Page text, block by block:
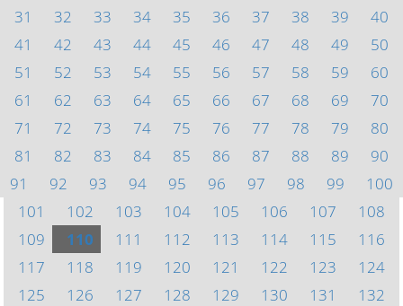
31
32 33 34 35 36 37 38 39
40
41
42 43 44 45 46 47 48 49
50
51
52 53 54 55 56 57 58 59
60
61
62 63 64 65 66 67 68 69
70
71
72 73 74 75 76 77 78 79
80
81
82 83 84 85 86 87 88 89
90
91
92 93 94 95 96 97 98 99
100
101
102 103 104 105 106 107
108
109
110 111 112 113 114 115
116
117
118 119 120 121 122 123
124
125
126 127 128 129 130 131
132